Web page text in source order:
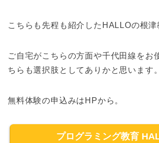
こちらも先程も紹介したHALLOの根津
ご自宅がこちらの方面や千代田線をお
ちらも選択肢としてありかと思います。
無料体験の申込みはHPから。
プログラミング教育